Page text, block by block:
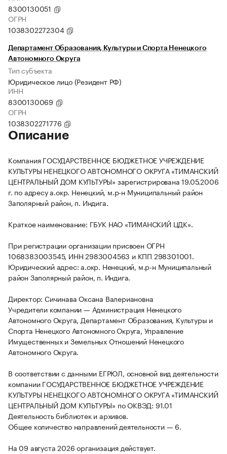
8300130051
ОГРН
1038302272304
Департамент Образования, Культуры и Спорта Ненецкого
Автономного Округа
Тип субъекта
Юридическое лицо (Резидент РФ)
ИНН
8300130069
ОГРН
1038302271776
Описание
Компания ГОСУДАРСТВЕННОЕ БЮДЖЕТНОЕ УЧРЕЖДЕНИЕ
КУЛЬТУРЫ НЕНЕЦКОГО АВТОНОМНОГО ОКРУГА «ТИМАНСКИЙ
ЦЕНТРАЛЬНЫЙ ДОМ КУЛЬТУРЫ» зарегистрирована 19.05.2006
г. по адресу а.окр. Ненецкий, м.р-н Муниципальный район
Заполярный район, п. Индига.
Краткое наименование: ГБУК НАО «ТИМАНСКИЙ ЦДК».
При регистрации организации присвоен ОГРН
1068383003545, ИНН 2983004563 и КПП 298301001.
Юридический адрес: а.окр. Ненецкий, м.р-н Муниципальный
район Заполярный район, п. Индига.
Директор: Сичинава Оксана Валериановна
Учредители компании — Администрация Ненецкого
Автономного Округа, Департамент Образования, Культуры и
Спорта Ненецкого Автономного Округа, Управление
Имущественных и Земельных Отношений Ненецкого
Автономного Округа.
В соответствии с данными ЕГРЮЛ, основной вид деятельности
компании ГОСУДАРСТВЕННОЕ БЮДЖЕТНОЕ УЧРЕЖДЕНИЕ
КУЛЬТУРЫ НЕНЕЦКОГО АВТОНОМНОГО ОКРУГА «ТИМАНСКИЙ
ЦЕНТРАЛЬНЫЙ ДОМ КУЛЬТУРЫ» по ОКВЭД: 91.01
Деятельность библиотек и архивов.
Общее количество направлений деятельности — 6.
На 09 августа 2026 организация действует.